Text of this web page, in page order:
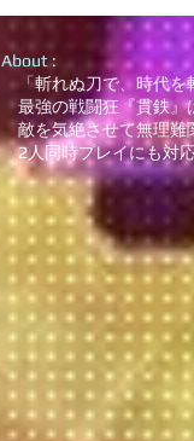
About :
「斬れぬ刀で、時代を
最強の戦闘狂『貫鉄』
敵を気絶させて無理難
2人同時プレイにも対応